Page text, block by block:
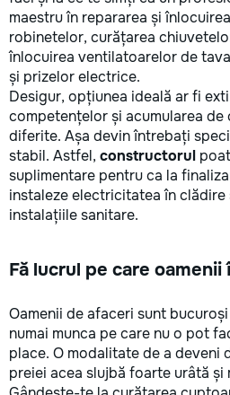
maestru în repararea și
robinetelor, curățarea
înlocuirea ventilatoarelor de
și prizelor electrice.
Desigur, opțiunea ideală ar fi
competențelor și acumularea
diferite. Așa devin întrebați
stabil. Astfel, constructorul
suplimentare pentru ca la
instaleze electricitatea în
instalațiile sanitare.
Fă lucrul pe care oamenii
Oamenii de afaceri sunt
numai munca pe care nu o pot
place. O modalitate de a deveni
preiei acea slujbă foarte urâtă și